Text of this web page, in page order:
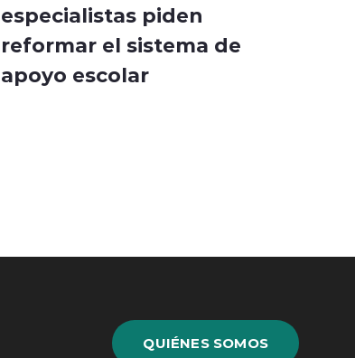
especialistas piden
reformar el sistema de
apoyo escolar
QUIÉNES SOMOS